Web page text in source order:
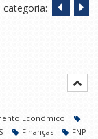
categoria:
Econômico
Finanças
FNP